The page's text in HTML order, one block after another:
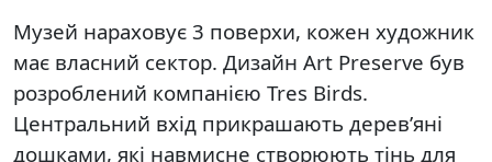
Музей нараховує 3 поверхи, кожен художник
має власний сектор. Дизайн Art Preserve був
розроблений компанією Tres Birds.
Центральний вхід прикрашають дерев’яні
дошками, які навмисне створюють тінь для